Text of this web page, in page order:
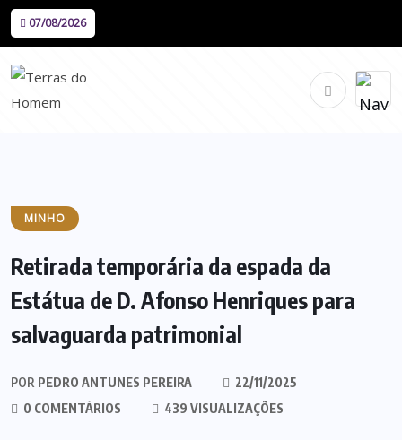
07/08/2026
MINHO
Retirada temporária da espada da
Estátua de D. Afonso Henriques para
salvaguarda patrimonial
POR PEDRO ANTUNES PEREIRA
22/11/2025
0 COMENTÁRIOS
439 VISUALIZAÇÕES